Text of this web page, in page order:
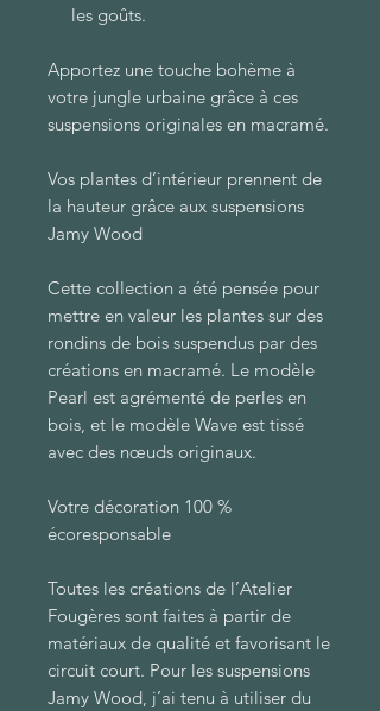
les goûts.
Apportez une touche bohème à
votre jungle urbaine grâce à ces
suspensions originales en macramé.
Vos plantes d’intérieur prennent de
la hauteur grâce aux suspensions
Jamy Wood
Cette collection a été pensée pour
mettre en valeur les plantes sur des
rondins de bois suspendus par des
créations en macramé. Le modèle
Pearl est agrémenté de perles en
bois, et le modèle Wave est tissé
avec des nœuds originaux.
Votre décoration 100 %
écoresponsable
Toutes les créations de l’Atelier
Fougères sont faites à partir de
matériaux de qualité et favorisant le
circuit court. Pour les suspensions
Jamy Wood, j’ai tenu à utiliser du